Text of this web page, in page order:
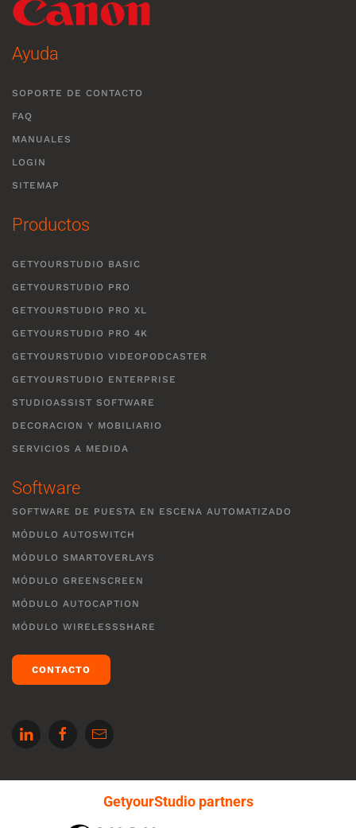
Ayuda
SOPORTE DE CONTACTO
FAQ
MANUALES
LOGIN
SITEMAP
Productos
GETYOURSTUDIO BASIC
GETYOURSTUDIO PRO
GETYOURSTUDIO PRO XL
GETYOURSTUDIO PRO 4K
GETYOURSTUDIO VIDEOPODCASTER
GETYOURSTUDIO ENTERPRISE
STUDIOASSIST SOFTWARE
DECORACION Y MOBILIARIO
SERVICIOS A MEDIDA
Software
SOFTWARE DE PUESTA EN ESCENA AUTOMATIZADO
MÓDULO AUTOSWITCH
MÓDULO SMARTOVERLAYS
MÓDULO GREENSCREEN
MÓDULO AUTOCAPTION
MÓDULO WIRELESSSHARE
CONTACTO
GetyourStudio partners